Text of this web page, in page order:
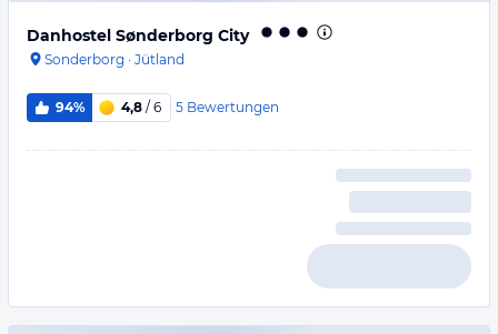
Danhostel Sønderborg City
Sonderborg · Jütland
94% 4,8 / 6 5 Bewertungen